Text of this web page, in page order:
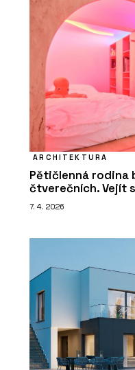
ARCHITEKTURA
Pětičlenná rodina
čtverečních. Vejít
7. 4. 2026